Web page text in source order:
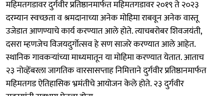
महिमतगडावर दुर्गवीर प्रतिष्ठानमार्फत महिमतगडावर २०१९ ते २०२३
दरम्यान स्वच्छता व श्रमदानाच्या अनेक मोहिमा राबवून अनेक वास्तू
उजेडात आणण्याचे कार्य करण्यात आले होते. त्याचबरोबर शिवजयंती,
दसरा म्हणजेच विजयदुर्गोत्सव हे सण साजरे करण्यात आले आहेत.
स्थानिक गावकऱ्यांच्या माध्यमातून या मोहिमा करण्यात येतात. आताच
२३ नोव्हेंबरला जागतिक वारसासप्ताह निमित्ताने दुर्गवीर प्रतिष्ठानमार्फत
महिमतगड ऐतिहासिक भ्रमंतीचे आयोजन केले होते. २३ दुर्गवीर